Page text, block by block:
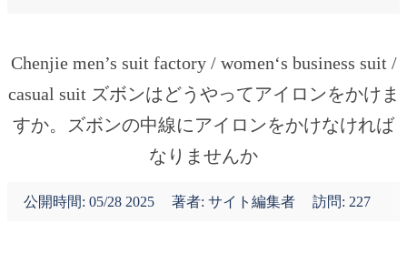
Chenjie men’s suit factory / women‘s business suit /
casual suit ズボンはどうやってアイロンをかけま
すか。ズボンの中線にアイロンをかけなければ
なりませんか
公開時間: 05/28 2025 著者: サイト編集者 訪問: 227